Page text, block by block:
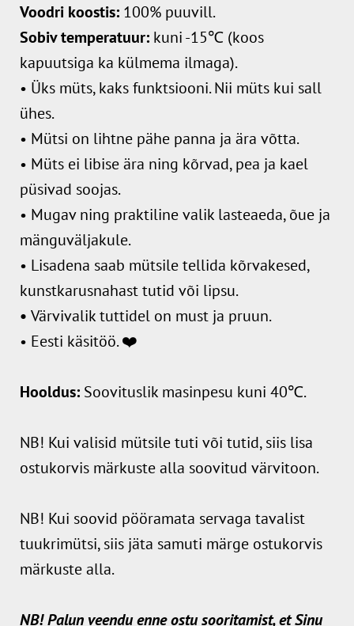
Voodri koostis: 100% puuvill.
Sobiv temperatuur: kuni -15℃ (koos
kapuutsiga ka külmema ilmaga).
• Üks müts, kaks funktsiooni. Nii müts kui sall
ühes.
• Mütsi on lihtne pähe panna ja ära võtta.
• Müts ei libise ära ning kõrvad, pea ja kael
püsivad soojas.
• Mugav ning praktiline valik lasteaeda, õue ja
mänguväljakule.
• Lisadena saab mütsile tellida kõrvakesed,
kunstkarusnahast tutid või lipsu.
• Värvivalik tuttidel on must ja pruun.
• Eesti käsitöö. ❤️
Hooldus: Soovituslik masinpesu kuni 40℃.
NB! Kui valisid mütsile tuti või tutid, siis lisa
ostukorvis märkuste alla soovitud värvitoon.
NB! Kui soovid pööramata servaga tavalist
tuukrimütsi, siis jäta samuti märge ostukorvis
märkuste alla.
NB! Palun veendu enne ostu sooritamist, et Sinu